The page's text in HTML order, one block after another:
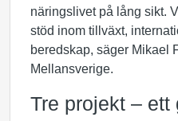
näringslivet på lång sikt.
stöd inom tillväxt,
beredskap, säger Mikael
Mellansverige.
Tre projekt – ett